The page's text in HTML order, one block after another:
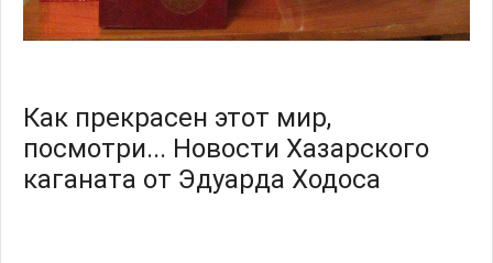
Как прекрасен этот мир,
посмотри... Новости Хазарского
каганата от Эдуарда Ходоса